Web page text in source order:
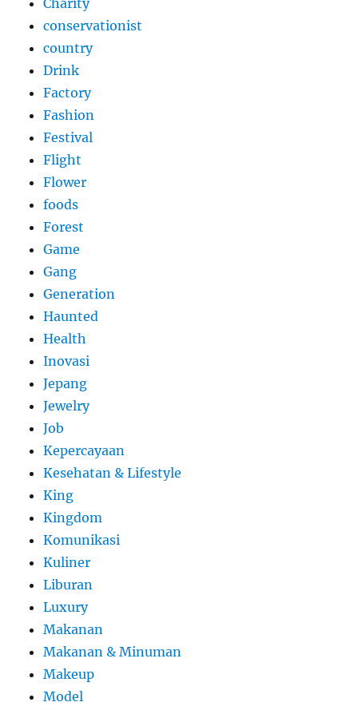
Charity
conservationist
country
Drink
Factory
Fashion
Festival
Flight
Flower
foods
Forest
Game
Gang
Generation
Haunted
Health
Inovasi
Jepang
Jewelry
Job
Kepercayaan
Kesehatan & Lifestyle
King
Kingdom
Komunikasi
Kuliner
Liburan
Luxury
Makanan
Makanan & Minuman
Makeup
Model